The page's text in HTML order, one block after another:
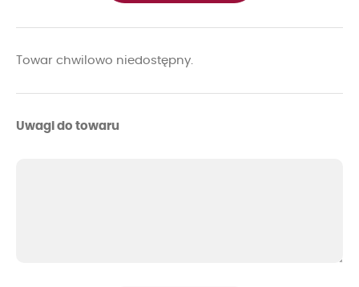
Towar chwilowo niedostępny.
Uwagi do towaru